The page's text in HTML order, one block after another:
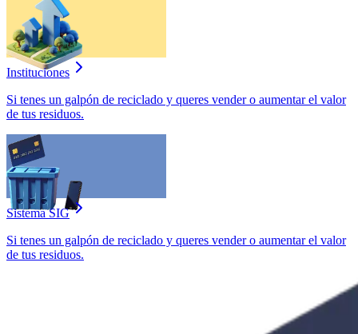
Instituciones
Si tenes un galpón de reciclado y queres vender o aumentar el valor
de tus residuos.
Sistema SIG
Si tenes un galpón de reciclado y queres vender o aumentar el valor
de tus residuos.